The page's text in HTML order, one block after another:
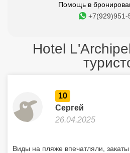
Помощь в
+7(929)951-
Hotel
10
Сергей
26.04.2025
Виды на пляже впечатляли,